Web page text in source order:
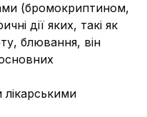
(бромокриптином,
дії яких, такі як
блювання, він
основних